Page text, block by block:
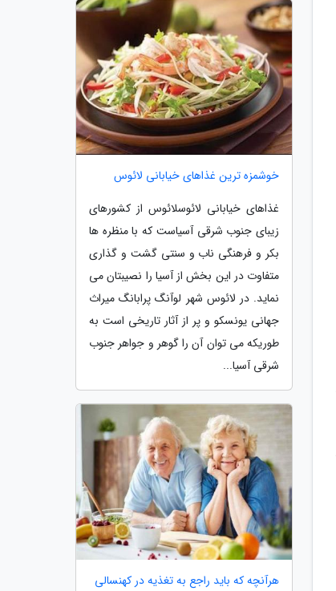
خوشمزه ترین غذاهای خیابانی لائوس
غذاهای خیابانی لائوسلائوس از کشورهای
زیبای جنوب شرقی آسیاست که با منظره ها
بکر و فرهنگی ناب و سنتی گشت و گذاری
متفاوت در این بخش از آسیا را نصیبتان می
نماید. در لائوس شهر لوآنگ پرابانگ میراث
جهانی یونسکو و پر از آثار تاریخی است به
طوریکه می توان آن را گوهر و جواهر جنوب
شرقی آسیا...
هرآنچه که باید راجع به تغذیه در کهنسالی